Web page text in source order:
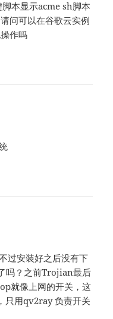
本显示acme sh脚本
问可以在谷歌云实例
作吗
过安装好之后没有下
吗？之前Trojian最后
就像上网的开关，这
只用qv2ray 负责开关